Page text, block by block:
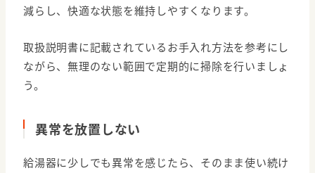
減らし、快適な状態を維持しやすくなります。
取扱説明書に記載されているお手入れ方法を参考にし
ながら、無理のない範囲で定期的に掃除を行いましょ
う。
異常を放置しない
給湯器に少しでも異常を感じたら、そのまま使い続け